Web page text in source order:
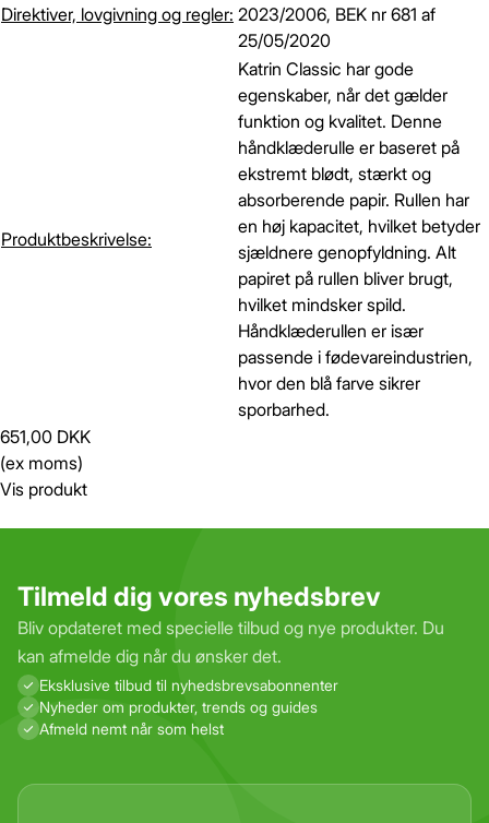
Direktiver, lovgivning og regler: 2023/2006, BEK nr 681 af
25/05/2020
Produktbeskrivelse:
Katrin Classic har gode
egenskaber, når det gælder
funktion og kvalitet. Denne
håndklæderulle er baseret på
ekstremt blødt, stærkt og
absorberende papir. Rullen har
en høj kapacitet, hvilket betyder
sjældnere genopfyldning. Alt
papiret på rullen bliver brugt,
hvilket mindsker spild.
Håndklæderullen er især
passende i fødevareindustrien,
hvor den blå farve sikrer
sporbarhed.
651,00 DKK
(ex moms)
Vis produkt
Tilmeld dig vores nyhedsbrev
Bliv opdateret med specielle tilbud og nye produkter. Du
kan afmelde dig når du ønsker det.
Eksklusive tilbud til nyhedsbrevs­abonnenter
Nyheder om produkter, trends og guides
Afmeld nemt når som helst